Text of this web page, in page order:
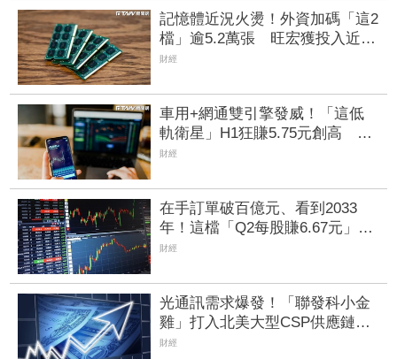
記憶體近況火燙！外資加碼「這2
檔」逾5.2萬張 旺宏獲投入近17
億元、近5日大漲40%
財經
車用+網通雙引擎發威！「這低
軌衛星」H1狂賺5.75元創高 智
易同期EPS也刷新紀錄
財經
在手訂單破百億元、看到2033
年！這檔「Q2每股賺6.67元」獲
利暴增931% AI帶旺光纜需求
財經
光通訊需求爆發！「聯發科小金
雞」打入北美大型CSP供應鏈
全年EPS挑戰近2個股本
財經